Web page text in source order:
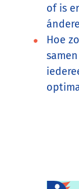
of is
Hoe